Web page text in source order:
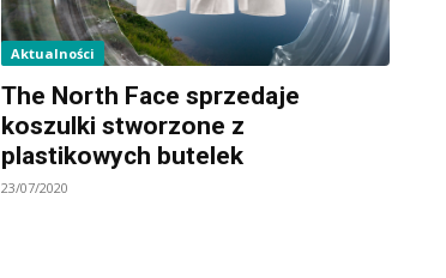
Aktualności
The North Face sprzedaje
koszulki stworzone z
plastikowych butelek
23/07/2020